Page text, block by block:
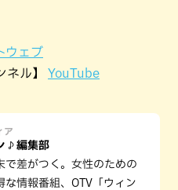
ウェブ
ネル】 YouTube
ア
♪編集部
で差がつく。女性のための
な情報番組、OTV「ウィン